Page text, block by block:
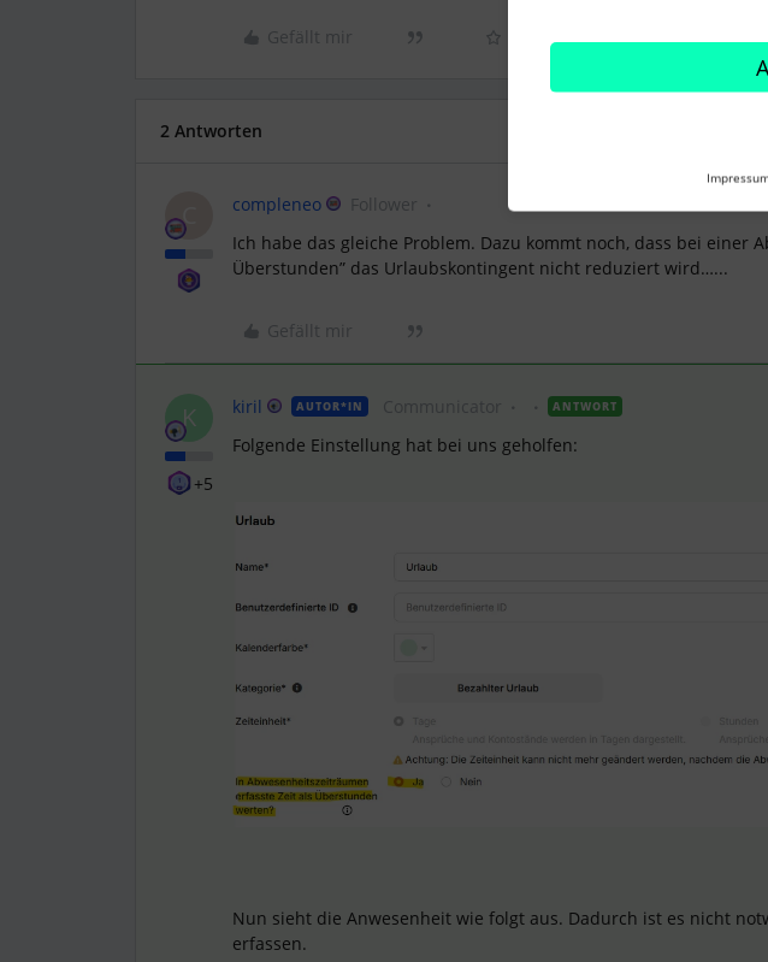
Gefällt mir Teilen
2 Antworten
C compleneo Follower
Ich habe das gleiche Problem. Dazu kommt noch, dass bei einer
Überstunden” das Urlaubskontingent nicht reduziert wird…...
Gefällt mir
K
+5
kiril AUTOR*IN ANTWORT
Folgende Einstellung hat bei uns geholfen:
Nun sieht die Anwesenheit wie folgt aus. Dadurch ist es nicht
erfassen.